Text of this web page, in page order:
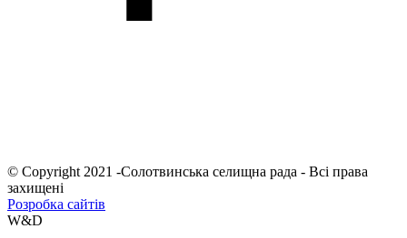
© Copyright 2021 -Солотвинська селищна рада - Всі права
захищені
Розробка сайтів
W&D